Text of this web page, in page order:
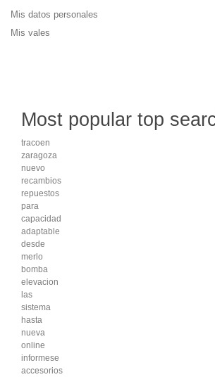
Mis datos personales
Mis vales
Most popular top
tracoen
zaragoza
nuevo
recambios
repuestos
para
capacidad
adaptable
desde
merlo
bomba
elevacion
las
sistema
hasta
nueva
online
informese
accesorios